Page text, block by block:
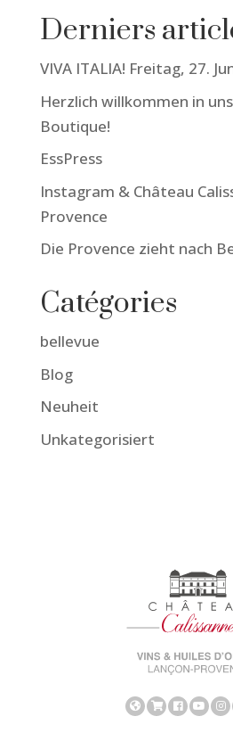
Derniers
VIVA ITALIA! Freitag, 27.
Herzlich willkommen in
Boutique!
EssPress
Instagram & Château
Provence
Die Provence zieht nach
Catégories
bellevue
Blog
Neuheit
Unkategorisiert